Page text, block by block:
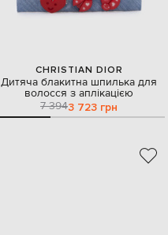
CHRISTIAN DIOR
Дитяча блакитна шпилька для
волосся з аплікацією
7 3943 723 грн